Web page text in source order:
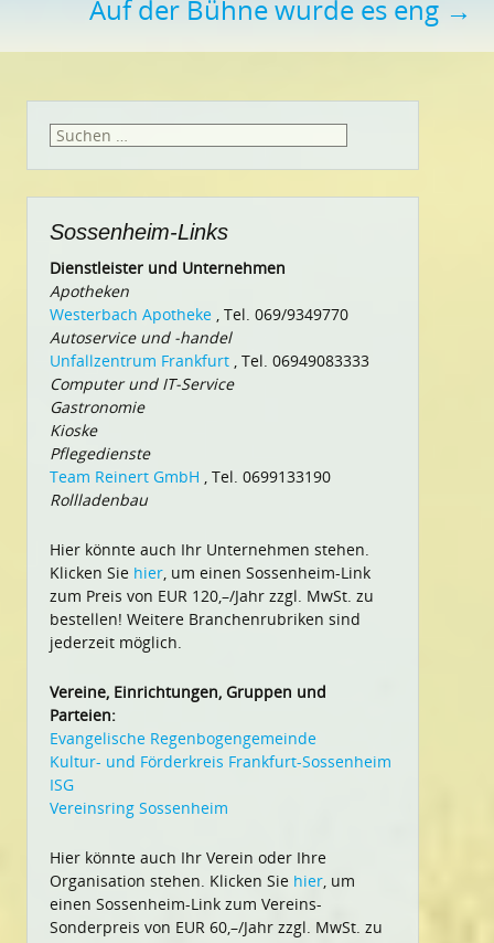
Auf der Bühne wurde es eng →
Suchen
Sossenheim-Links
Dienstleister und Unternehmen
Apotheken
Westerbach Apotheke , Tel. 069/9349770
Autoservice und -handel
Unfallzentrum Frankfurt , Tel. 06949083333
Computer und IT-Service
Gastronomie
Kioske
Pflegedienste
Team Reinert GmbH , Tel. 0699133190
Rollladenbau
Hier könnte auch Ihr Unternehmen stehen.
Klicken Sie hier, um einen Sossenheim-Link
zum Preis von EUR 120,–/Jahr zzgl. MwSt. zu
bestellen! Weitere Branchenrubriken sind
jederzeit möglich.
Vereine, Einrichtungen, Gruppen und
Parteien:
Evangelische Regenbogengemeinde
Kultur- und Förderkreis Frankfurt-Sossenheim
ISG
Vereinsring Sossenheim
Hier könnte auch Ihr Verein oder Ihre
Organisation stehen. Klicken Sie hier, um
einen Sossenheim-Link zum Vereins-
Sonderpreis von EUR 60,–/Jahr zzgl. MwSt. zu